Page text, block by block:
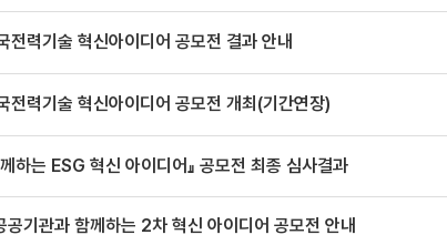
력기술 혁신아이디어 공모전 결과 안내
력기술 혁신아이디어 공모전 개최(기간연장)
하는 ESG 혁신 아이디어』 공모전 최종 심사결과
공기관과 함께하는 2차 혁신 아이디어 공모전 안내